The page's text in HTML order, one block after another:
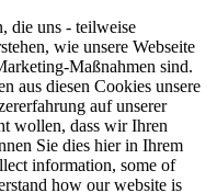
die uns - teilweise
wie unsere Webseite
Maßnahmen sind.
aus diesen Cookies unsere
auf unserer
wollen, dass wir Ihren
Sie dies hier in Ihrem
information, some of
how our website is